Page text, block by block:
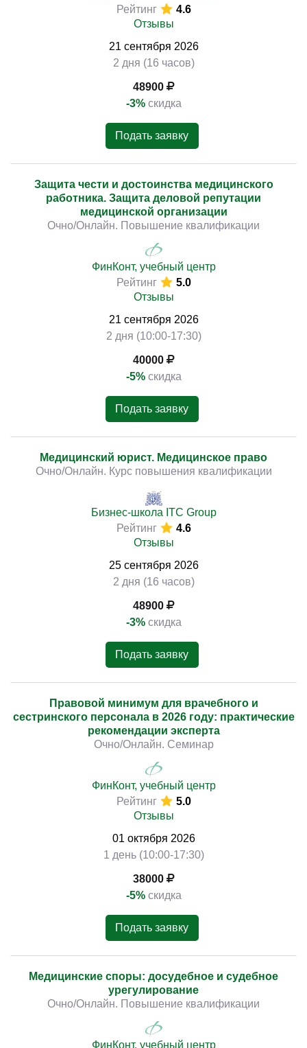
Рейтинг
4.6
Отзывы
21 сентября 2026
2 дня (16 часов)
48900
-3% скидка
Подать заявку
Защита чести и достоинства медицинского
работника. Защита деловой репутации
медицинской организации
Очно/Онлайн. Повышение квалификации
ФинКонт, учебный центр
Рейтинг
5.0
Отзывы
21 сентября 2026
2 дня (10:00-17:30)
40000
-5% скидка
Подать заявку
Медицинский юрист. Медицинское право
Очно/Онлайн. Курс повышения квалификации
Бизнес-школа ITC Group
Рейтинг
4.6
Отзывы
25 сентября 2026
2 дня (16 часов)
48900
-3% скидка
Подать заявку
Правовой минимум для врачебного и
сестринского персонала в 2026 году: практические
рекомендации эксперта
Очно/Онлайн. Семинар
ФинКонт, учебный центр
Рейтинг
5.0
Отзывы
01 октября 2026
1 день (10:00-17:30)
38000
-5% скидка
Подать заявку
Медицинские споры: досудебное и судебное
урегулирование
Очно/Онлайн. Повышение квалификации
ФинКонт, учебный центр